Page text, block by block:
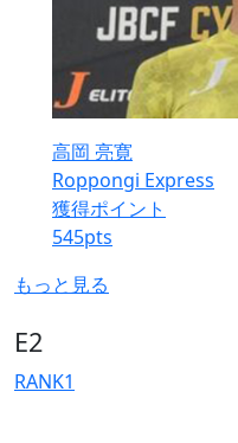
高岡 亮寛
Roppongi Express
獲得ポイント
545pts
もっと見る
E2
RANK1